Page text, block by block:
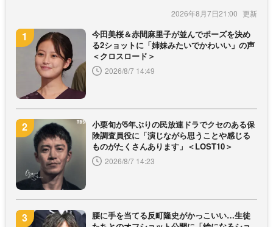
2026年8月7日21:00
今田美桜＆赤間麻里子が並んでポーズを決め
る2ショットに「姉妹みたいでかわいい」の声
＜クロスロード＞
2026/8/7 14:49
小栗旬が5年ぶりの民放連ドラでクセのある保
険調査員役に「演じながら思うことや感じる
ものがたくさんあります」＜LOST10＞
2026/8/7 14:23
腰に手を当てる反町隆史がかっこいい…生徒